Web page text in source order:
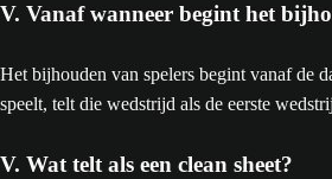
V. Vanaf wanneer begint het
Het bijhouden van spelers begint vanaf de
speelt, telt die wedstrijd als de eerste
V. Wat telt als een clean sheet?